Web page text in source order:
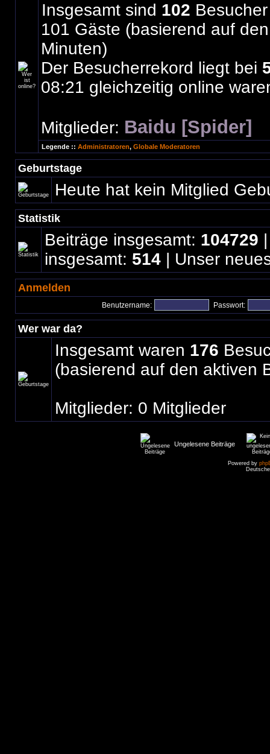
Insgesamt sind 102
101 Gäste (basierend auf
Minuten)
Der Besucherrekord liegt bei
08:21 gleichzeitig online
Mitglieder: Baidu [Spider]
Legende :: Administratoren, Globale Moderatoren
Geburtstage
Heute hat kein Mitglied
Statistik
Beiträge insgesamt: 104729
insgesamt: 514 | Unser
Anmelden
Benutzername: Passwort:
Wer war da?
Insgesamt waren 176
(basierend auf den aktiven
Mitglieder: 0 Mitglieder
Ungelesene Beiträge
Powered by